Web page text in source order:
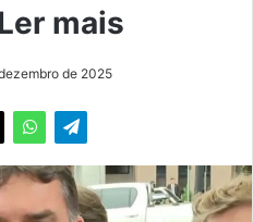
mais
de 2025